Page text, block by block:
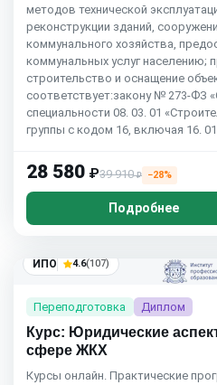
методов технической
реконструкции зданий,
коммунального хозяйства,
коммунальных услуг населению;
строительство и оснащение
соответствует:закону № 273-ФЗ
специальности 08. 03. 01
группы с кодом 16, включая 16.
28 580 ₽39 910₽ −28%
Подробнее
ИПО 4.6(107)
Переподготовка Диплом
Курс: Юридические
сфере ЖКХ
Курсы онлайн. Практические